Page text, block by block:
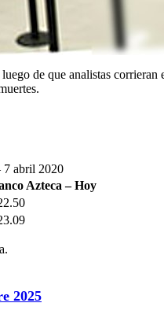
de que analistas
7 abril 2020
Azteca – Hoy
2025